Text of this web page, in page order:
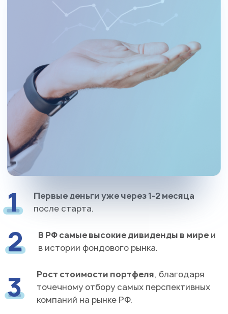
1
Первые деньги уже через 1-2 месяца
после старта.
2 В РФ самые высокие дивиденды в мире и
в истории фондового рынка.
3 Рост стоимости портфеля, благодаря
точечному отбору самых перспективных
компаний на рынке РФ.